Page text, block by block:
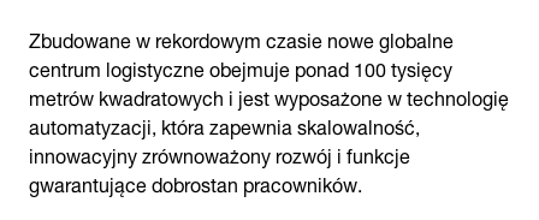
Zbudowane w rekordowym czasie nowe globalne
centrum logistyczne obejmuje ponad 100 tysięcy
metrów kwadratowych i jest wyposażone w technologię
automatyzacji, która zapewnia skalowalność,
innowacyjny zrównoważony rozwój i funkcje
gwarantujące dobrostan pracowników.